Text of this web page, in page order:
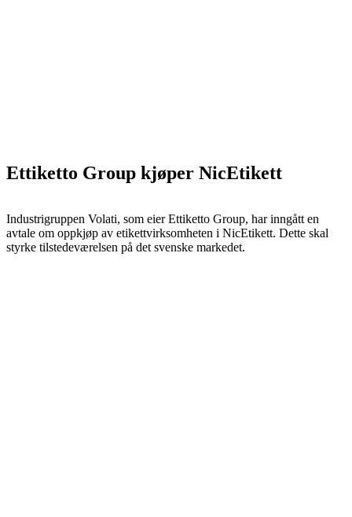
Ettiketto Group kjøper NicEtikett
Industrigruppen Volati, som eier Ettiketto Group, har inngått en
avtale om oppkjøp av etikettvirksomheten i NicEtikett. Dette skal
styrke tilstedeværelsen på det svenske markedet.